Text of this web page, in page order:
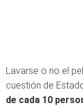
Lavarse o no el
cuestión de
de cada 10